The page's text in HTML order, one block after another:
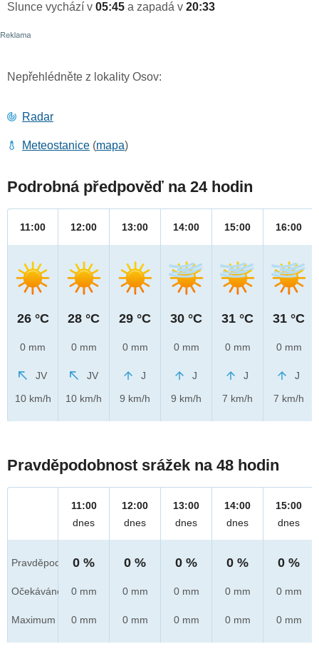
Slunce vychází v 05:45 a zapadá v 20:33
Nepřehlédněte z lokality Osov:
Radar
Meteostanice (mapa)
Podrobná předpověď na 24 hodin
11:00
26 °C
0 mm
JV
10 km/h
12:00
28 °C
0 mm
JV
10 km/h
13:00
29 °C
0 mm
J
9 km/h
14:00
30 °C
0 mm
J
9 km/h
15:00
31 °C
0 mm
J
7 km/h
16:00
31 °C
0 mm
J
7 km/h
Pravděpodobnost srážek na 48 hodin
Pravděpod.
Očekáváno
Maximum
11:00
dnes
0 %
0 mm
0 mm
12:00
dnes
0 %
0 mm
0 mm
13:00
dnes
0 %
0 mm
0 mm
14:00
dnes
0 %
0 mm
0 mm
15:00
dnes
0 %
0 mm
0 mm